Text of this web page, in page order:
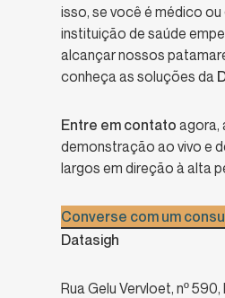
isso, se você é médico
instituição de saúde
alcançar nossos
conheça as soluções da
Entre em contato agora,
demonstração ao vivo e
largos em direção à alta
Converse com um
Datasigh
Rua Gelu Vervloet, nº 590,